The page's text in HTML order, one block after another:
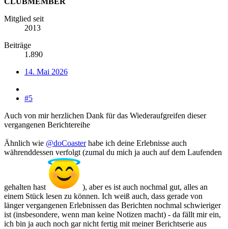
Mitglied seit
2013
Beiträge
1.890
14. Mai 2026
#5
Auch von mir herzlichen Dank für das Wiederaufgreifen dieser
vergangenen Berichtereihe
Ähnlich wie @doCoasterhabe ich deine Erlebnisse auch
währenddessen verfolgt (zumal du mich ja auch auf dem Laufenden
gehalten hast
), aber es ist auch nochmal gut, alles an
einem Stück lesen zu können. Ich weiß auch, dass gerade von
länger vergangenen Erlebnissen das Berichten nochmal schwieriger
ist (insbesondere, wenn man keine Notizen macht) - da fällt mir ein,
ich bin ja auch noch gar nicht fertig mit meiner Berichtserie aus